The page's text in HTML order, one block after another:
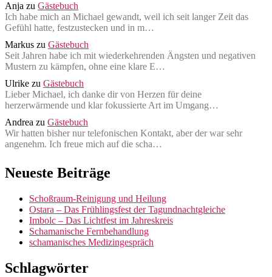
Anja zu Gästebuch
Ich habe mich an Michael gewandt, weil ich seit langer Zeit das
Gefühl hatte, festzustecken und in m…
Markus zu Gästebuch
Seit Jahren habe ich mit wiederkehrenden Ängsten und negativen
Mustern zu kämpfen, ohne eine klare E…
Ulrike zu Gästebuch
Lieber Michael, ich danke dir von Herzen für deine
herzerwärmende und klar fokussierte Art im Umgang…
Andrea zu Gästebuch
Wir hatten bisher nur telefonischen Kontakt, aber der war sehr
angenehm. Ich freue mich auf die scha…
Neueste Beiträge
Schoßraum-Reinigung und Heilung
Ostara – Das Frühlingsfest der Tagundnachtgleiche
Imbolc – Das Lichtfest im Jahreskreis
Schamanische Fernbehandlung
schamanisches Medizingespräch
Schlagwörter